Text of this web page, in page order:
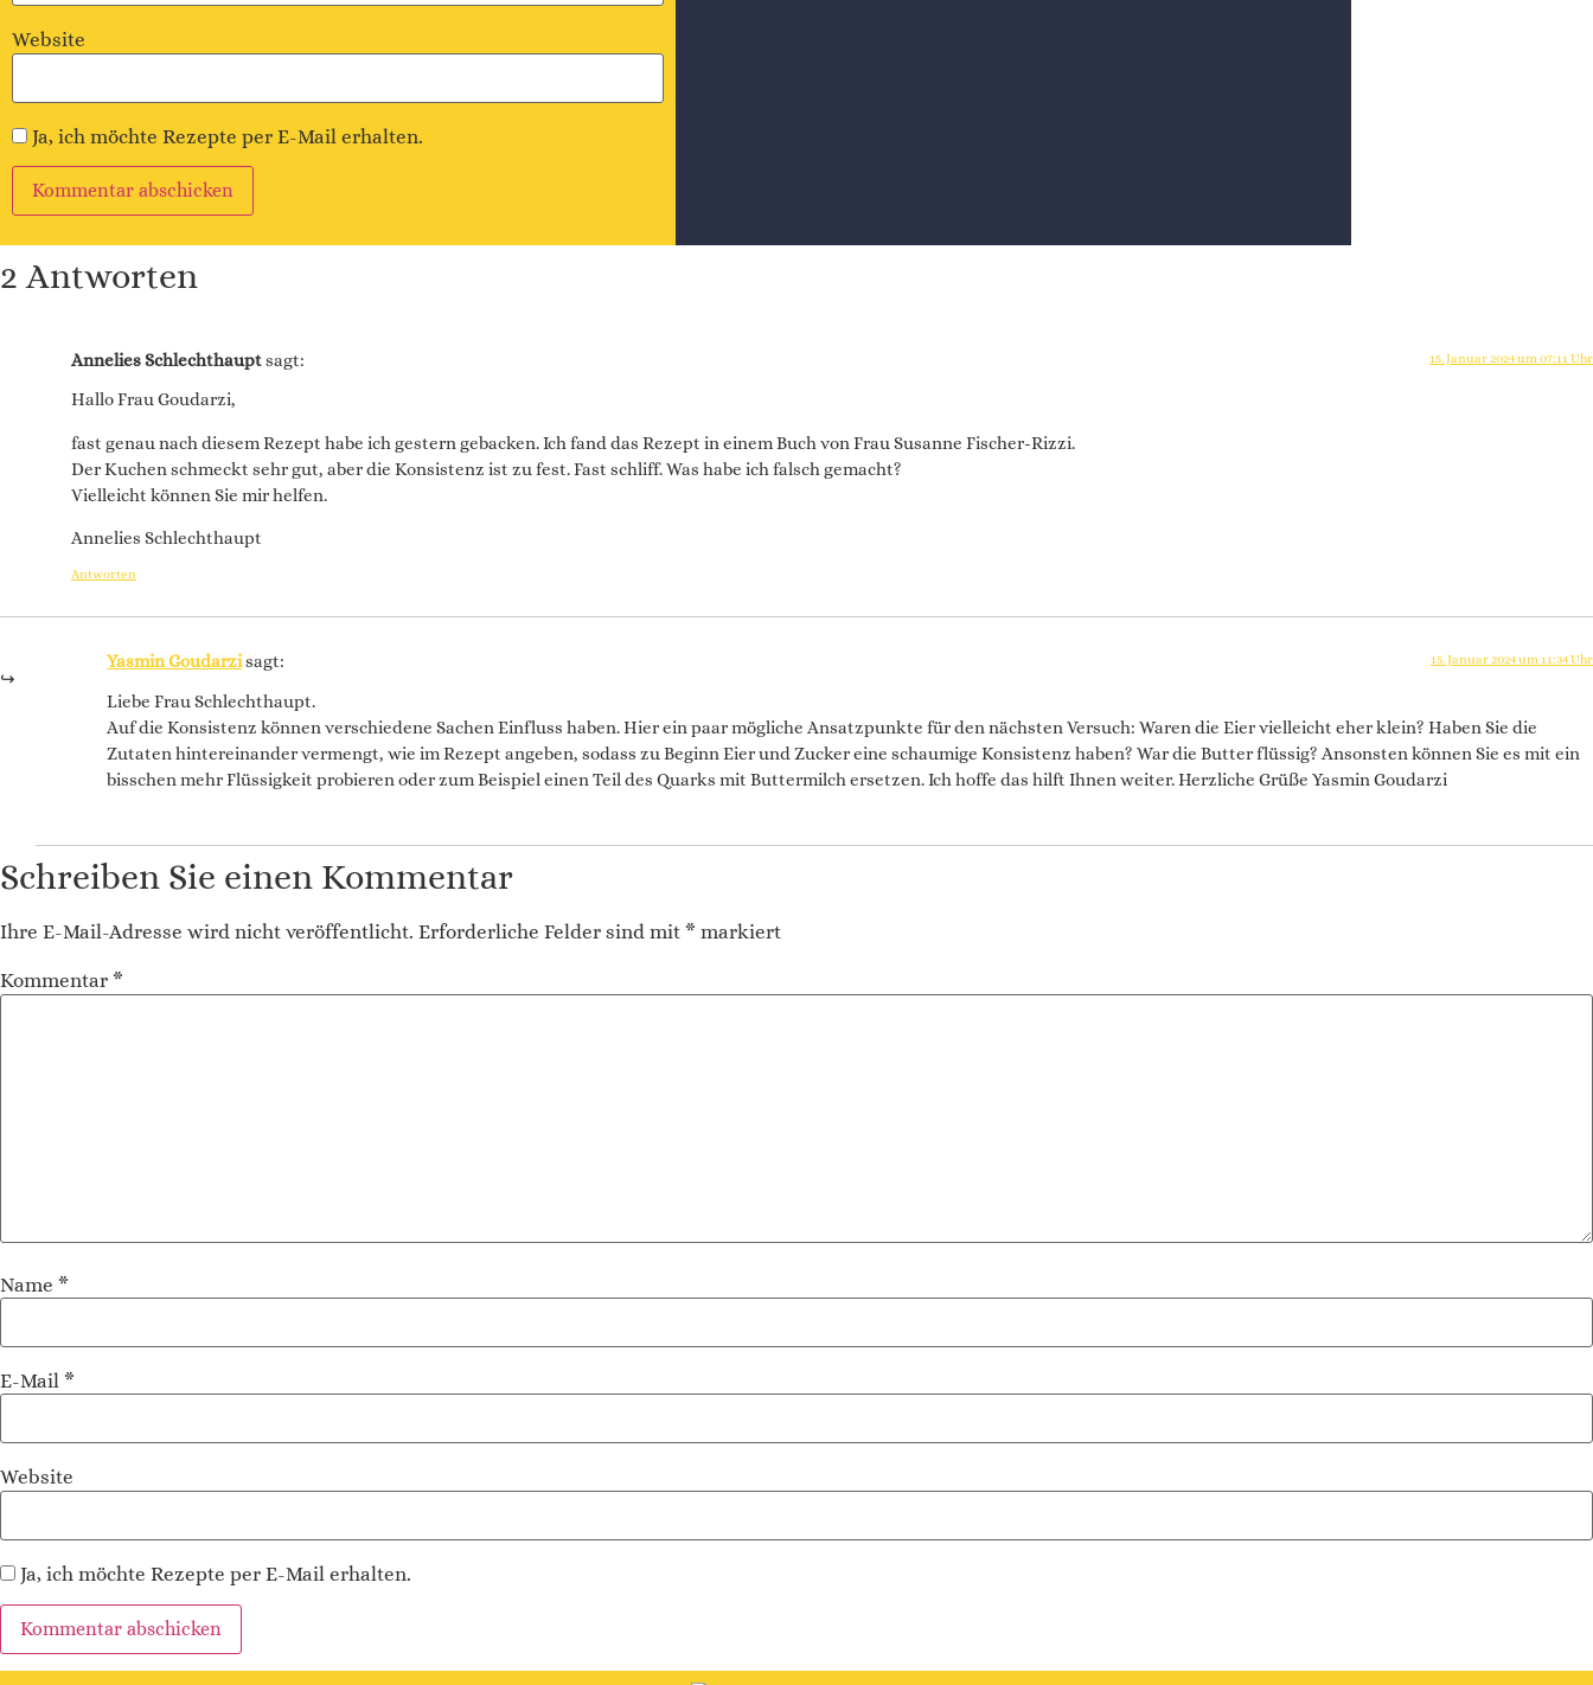
Website
Ja, ich möchte Rezepte per E-Mail erhalten.
Alternative:
2 Antworten
Annelies Schlechthauptsagt: 15. Januar 2024 um 07:11 Uhr
Hallo Frau Goudarzi,
fast genau nach diesem Rezept habe ich gestern gebacken. Ich fand das Rezept in einem Buch von Frau Susanne Fischer-Rizzi.
Der Kuchen schmeckt sehr gut, aber die Konsistenz ist zu fest. Fast schliff. Was habe ich falsch gemacht?
Vielleicht können Sie mir helfen.
Annelies Schlechthaupt
Antworten
Yasmin Goudarzisagt: 15. Januar 2024 um 11:34 Uhr
Liebe Frau Schlechthaupt.
Auf die Konsistenz können verschiedene Sachen Einfluss haben. Hier ein paar mögliche Ansatzpunkte für den nächsten Versuch: Waren die Eier vielleicht eher klein? Haben Sie die
Zutaten hintereinander vermengt, wie im Rezept angeben, sodass zu Beginn Eier und Zucker eine schaumige Konsistenz haben? War die Butter flüssig? Ansonsten können Sie es mit ein
bisschen mehr Flüssigkeit probieren oder zum Beispiel einen Teil des Quarks mit Buttermilch ersetzen. Ich hoffe das hilft Ihnen weiter. Herzliche Grüße Yasmin Goudarzi
Schreiben Sie einen Kommentar
Ihre E-Mail-Adresse wird nicht veröffentlicht. Erforderliche Felder sind mit * markiert
Kommentar *
Name *
E-Mail *
Website
Ja, ich möchte Rezepte per E-Mail erhalten.